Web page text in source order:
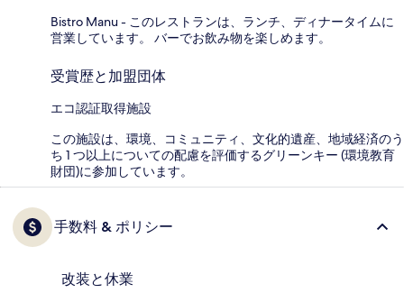
Bistro Manu - このレストランは、ランチ、ディナータイムに
営業しています。 バーでお飲み物を楽しめます。
受賞歴と加盟団体
エコ認証取得施設
この施設は、環境、コミュニティ、文化的遺産、地域経済のう
ち 1 つ以上についての配慮を評価するグリーンキー (環境教育
財団)に参加しています。
手数料 & ポリシー
改装と休業